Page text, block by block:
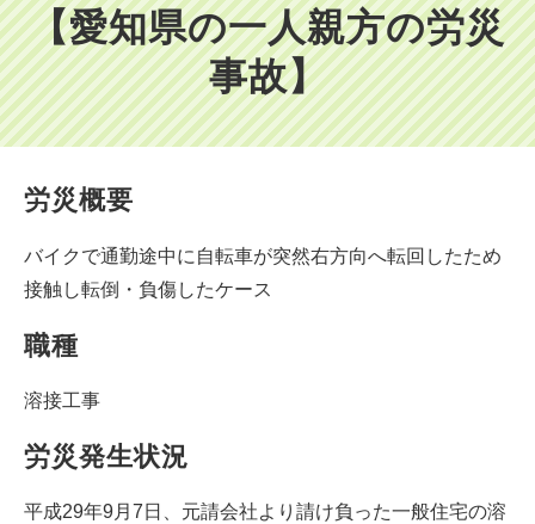
会員メニュー
【愛知県の一人親方の労災
事故】
労災概要
バイクで通勤途中に自転車が突然右方向へ転回したため
接触し転倒・負傷したケース
職種
溶接工事
労災発生状況
平成29年9月7日、元請会社より請け負った一般住宅の溶